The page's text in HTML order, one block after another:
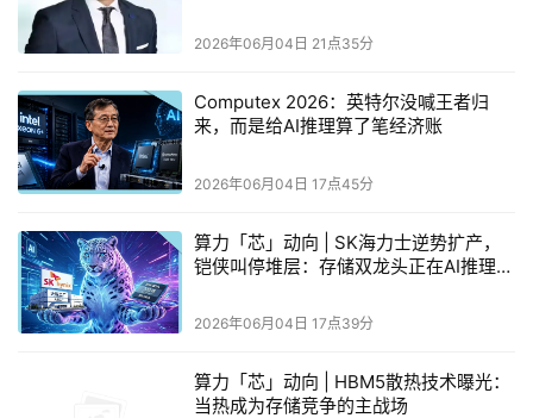
输全程基于RDMA实现全用户态、零拷贝传输，无需内核介
入，彻底消除了系统调用、内核上下文切换带来的开销，将
Engine-NVMe SSD”的2跳直连路径。这一设计让WQS即便
在16KB-64KB的KV Cache典型小型IO场景下，也能保持稳
定的高带宽性能，彻底摆脱了传统分布式文件系统在随机小
奠定了路径基础。
WQS 的原生KV能力甚至带来了KV Cache上下文管理
的设计哲学的根本转变：当使用分布式文件系统作为KV
Cache后端时，每次 IO 都很昂贵，因此整个系统的设计哲学
是：最小化 IO 次数，保证高带宽。这意味着被迫使用大
2026年06月04日 21点35分
Computex 2026：英特尔没喊王者归
来，而是给AI推理算了笔经济账
2026年06月04日 17点45分
算力「芯」动向 | SK海力士逆势扩产，
铠侠叫停堆层：存储双龙头正在AI推理赛
2026年06月04日 17点39分
算力「芯」动向 | HBM5散热技术曝光：
当热成为存储竞争的主战场